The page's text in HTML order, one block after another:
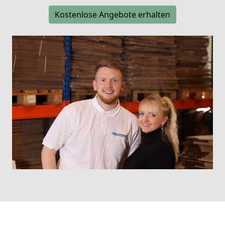
Kostenlose Angebote erhalten